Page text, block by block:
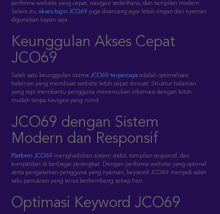
performa website yang cepat, navigasi sederhana, dan tampilan modern.
Selain itu, akses login JCO69 juga dirancang agar lebih ringan dan nyaman
digunakan kapan saja.
Keunggulan Akses Cepat
JCO69
Salah satu keunggulan utama JCO69 terpercaya adalah optimalisasi
halaman yang membuat website lebih cepat dimuat. Struktur halaman
yang rapi membantu pengguna menemukan informasi dengan lebih
mudah tanpa navigasi yang rumit.
JCO69 dengan Sistem
Modern dan Responsif
Platform JCO69 menghadirkan sistem stabil, tampilan responsif, dan
kompatibel di berbagai perangkat. Dengan performa website yang optimal
serta pengalaman pengguna yang nyaman, keyword JCO69 menjadi salah
satu pencarian yang terus berkembang setiap hari.
Optimasi Keyword JCO69